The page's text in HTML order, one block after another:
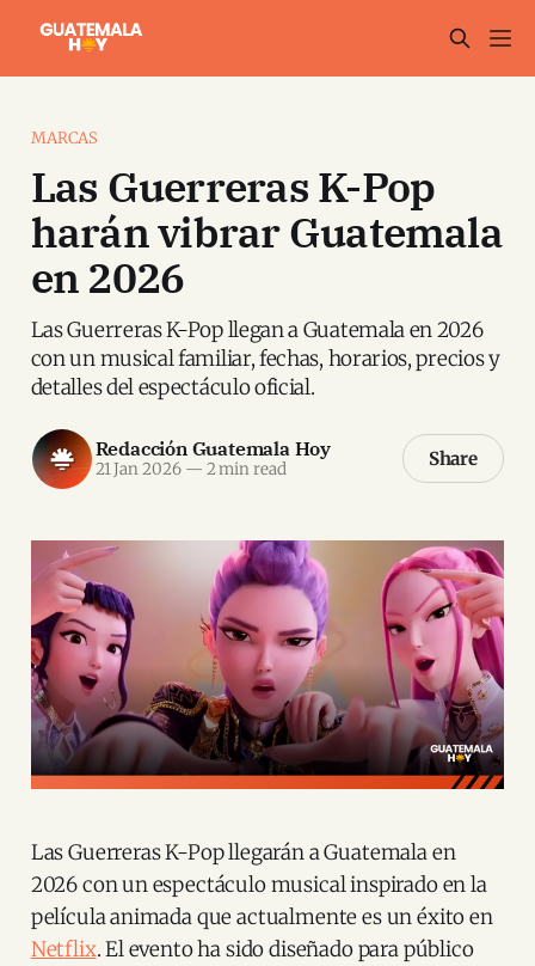
MARCAS
Las Guerreras K-Pop
harán vibrar Guatemala
en 2026
Las Guerreras K-Pop llegan a Guatemala en 2026
con un musical familiar, fechas, horarios, precios y
detalles del espectáculo oficial.
Redacción Guatemala Hoy
21 Jan 2026 — 2 min read Share
Las Guerreras K-Pop llegarán a Guatemala en
2026 con un espectáculo musical inspirado en la
película animada que actualmente es un éxito en
Netflix. El evento ha sido diseñado para público